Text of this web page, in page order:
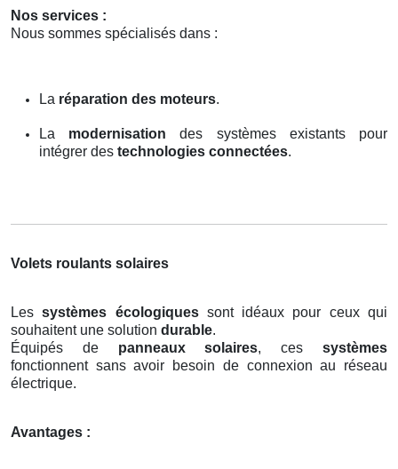
Nos services :
Nous sommes spécialisés dans :
La réparation des moteurs.
La modernisation des systèmes existants pour
intégrer des technologies connectées.
Volets roulants solaires
Lessystèmes écologiquessont idéaux pour ceux qui
souhaitent une solution durable.
Équipés de panneaux solaires, cessystèmes
fonctionnent sans avoir besoin de connexion au réseau
électrique.
Avantages :